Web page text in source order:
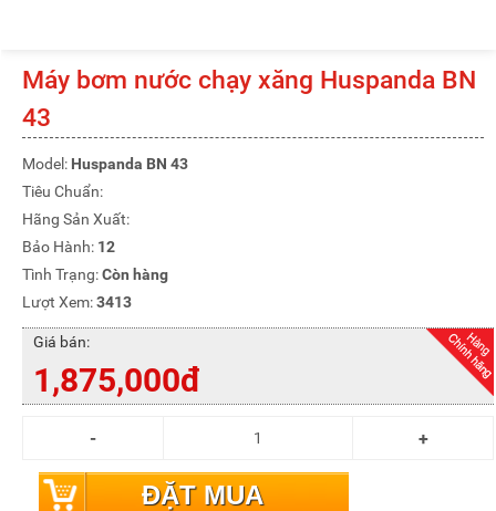
Máy bơm nước chạy xăng Huspanda BN
43
Model: Huspanda BN 43
Tiêu Chuẩn:
Hãng Sản Xuất:
Bảo Hành: 12
Tình Trạng:Còn hàng
Lượt Xem:3413
Giá bán:
1,875,000đ
ĐẶT MUA